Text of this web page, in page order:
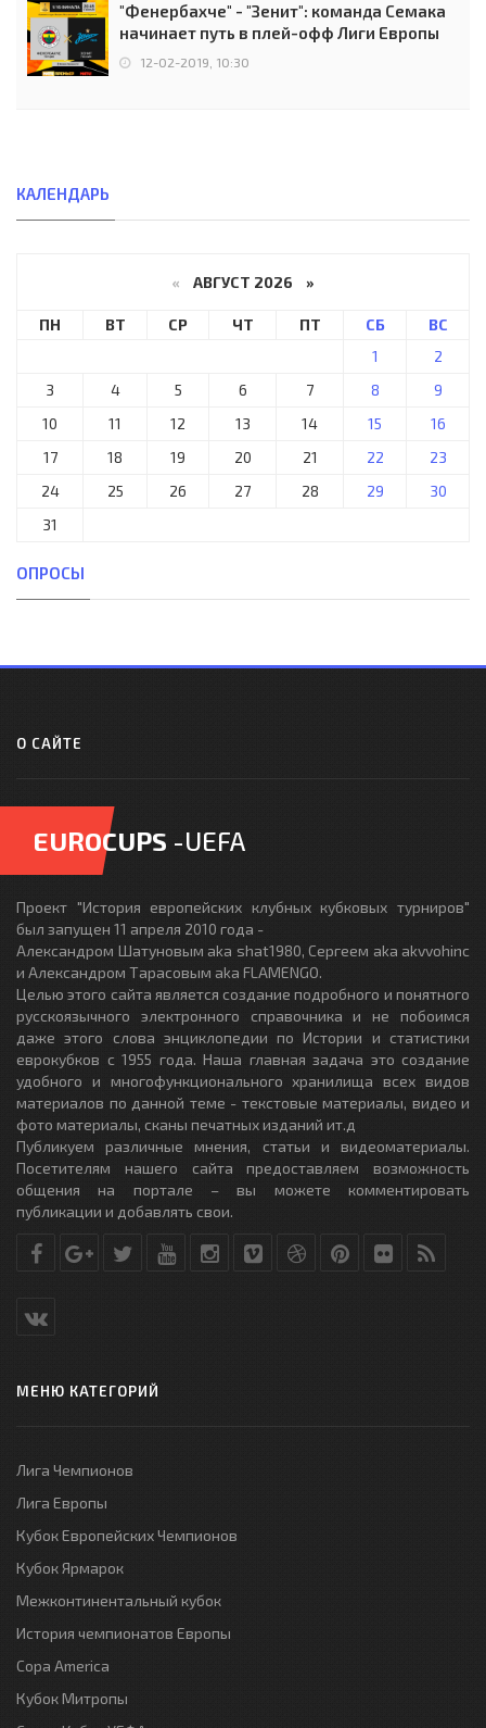
"Фенербахче" - "Зенит": команда Семака
начинает путь в плей-офф Лиги Европы
12-02-2019, 10:30
КАЛЕНДАРЬ
« АВГУСТ 2026 »
ПН ВТ СР ЧТ ПТ СБ
ВС
1
2
3
4 5 6 7 8
9
10
11 12 13 14 15
16
17
18 19 20 21 22
23
24
25 26 27 28 29
30
31
ОПРОСЫ
О САЙТЕ
EUROCUPS -UEFA
Проект "История европейских клубных кубковых турниров"
был запущен 11 апреля 2010 года -
Александром Шатуновым aka shat1980, Сергеем aka akvvohinc
и Александром Тарасовым aka FLAMENGO.
Целью этого сайта является создание подробного и понятного
русскоязычного электронного справочника и не побоимся
даже этого слова энциклопедии по Истории и статистики
еврокубков с 1955 года. Наша главная задача это создание
удобного и многофункционального хранилища всех видов
материалов по данной теме - текстовые материалы, видео и
фото материалы, сканы печатных изданий ит.д
Публикуем различные мнения, статьи и видеоматериалы.
Посетителям нашего сайта предоставляем возможность
общения на портале – вы можете комментировать
публикации и добавлять свои.
МЕНЮ КАТЕГОРИЙ
Лига Чемпионов
Лига Европы
Кубок Европейских Чемпионов
Кубок Ярмарок
Межконтинентальный кубок
История чемпионатов Европы
Copa America
Кубок Митропы